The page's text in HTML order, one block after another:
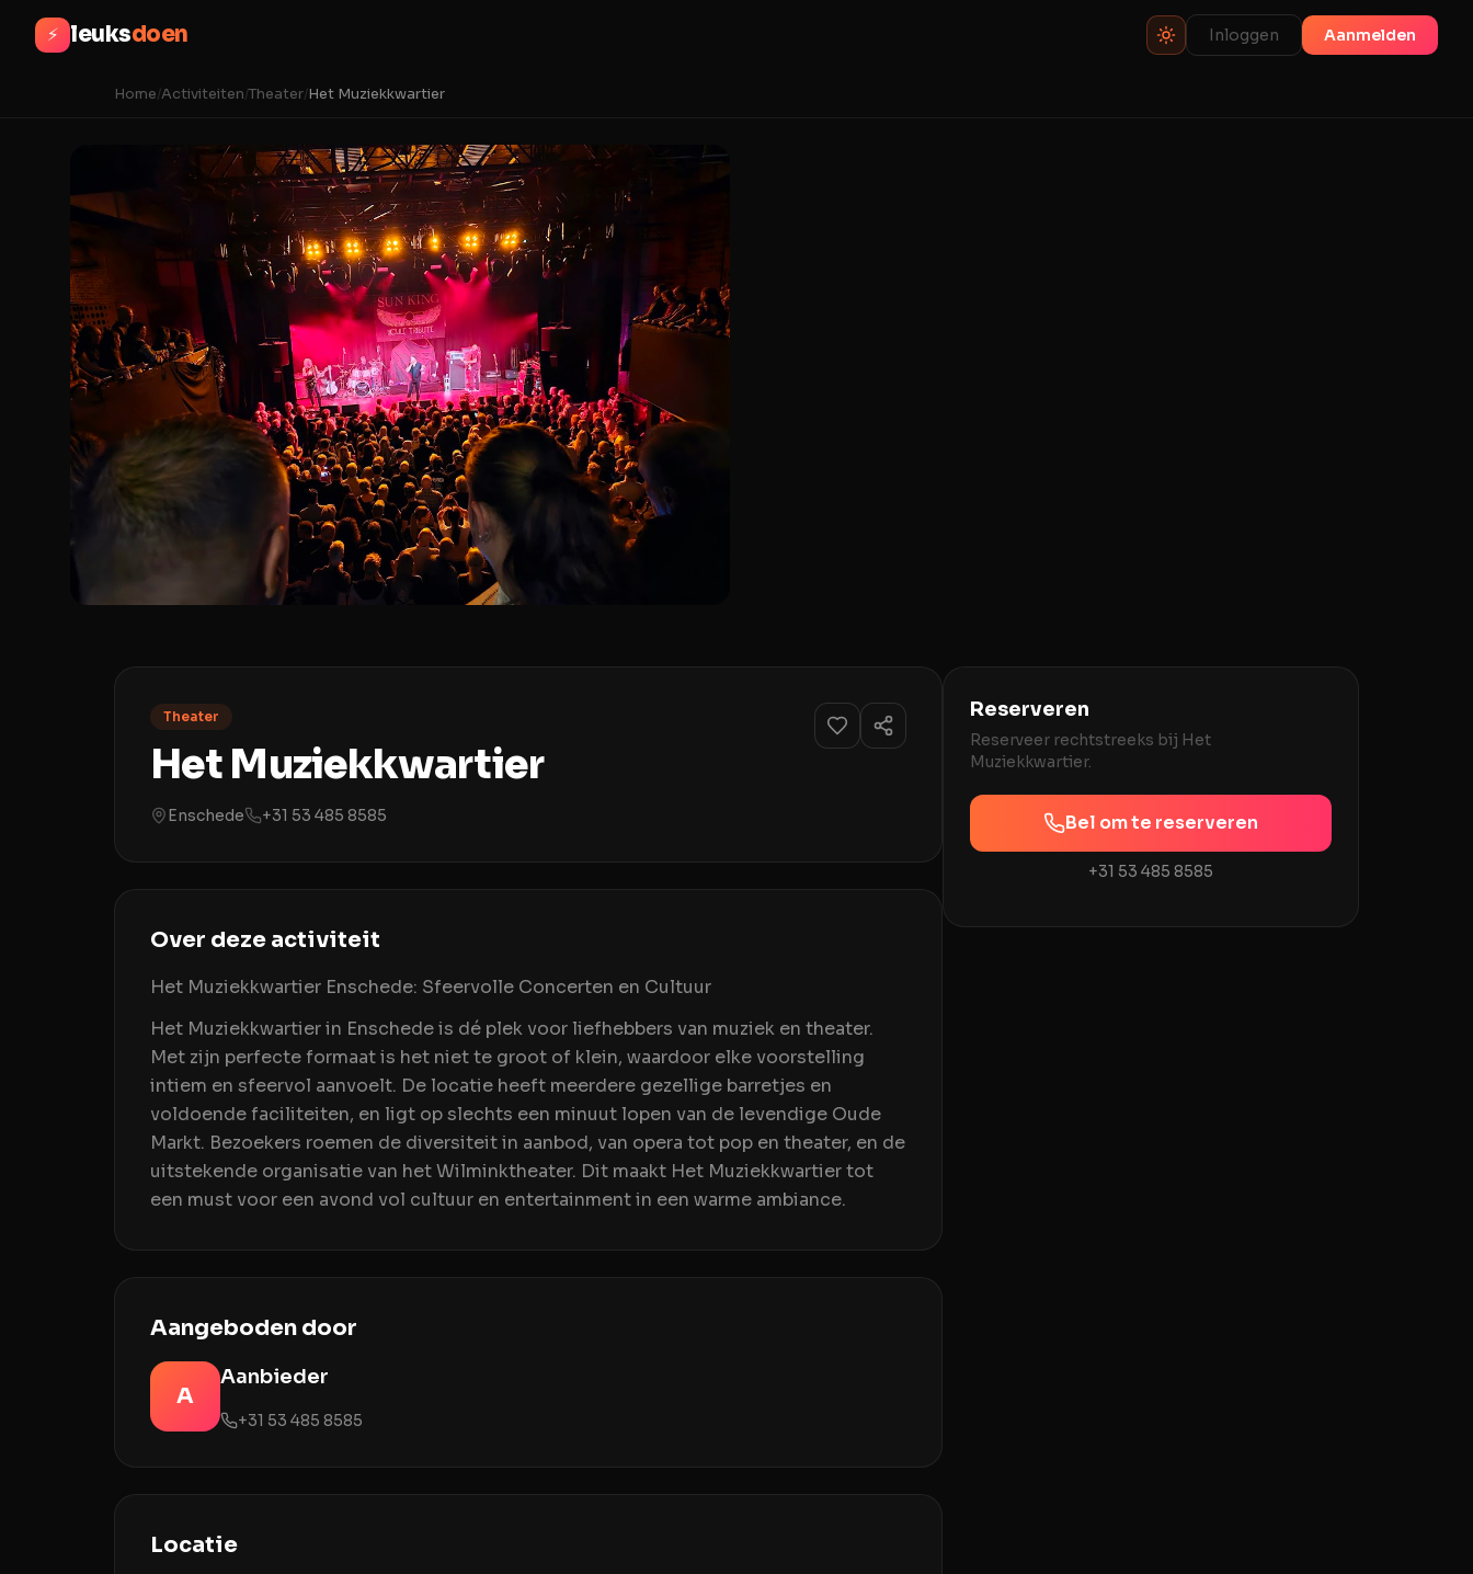
⚡ leuksdoen Inloggen Aanmelden
Home/Activiteiten/Theater/Het Muziekkwartier
Theater
Het Muziekkwartier
Enschede +31 53 485 8585
Over deze activiteit
Het Muziekkwartier Enschede: Sfeervolle Concerten en Cultuur
Het Muziekkwartier in Enschede is dé plek voor liefhebbers van muziek en theater.
Met zijn perfecte formaat is het niet te groot of klein, waardoor elke voorstelling
intiem en sfeervol aanvoelt. De locatie heeft meerdere gezellige barretjes en
voldoende faciliteiten, en ligt op slechts een minuut lopen van de levendige Oude
Markt. Bezoekers roemen de diversiteit in aanbod, van opera tot pop en theater, en de
uitstekende organisatie van het Wilminktheater. Dit maakt Het Muziekkwartier tot
een must voor een avond vol cultuur en entertainment in een warme ambiance.
Aangeboden door
A
Aanbieder
+31 53 485 8585
Locatie
Reserveren
Reserveer rechtstreeks bij Het
Muziekkwartier.
Bel om te reserveren
+31 53 485 8585